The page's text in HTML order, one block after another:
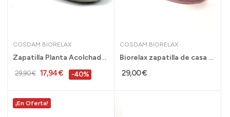
COSDAM BIORELAX
Zapatilla Planta Acolchada de casa Biorelax...
29,90 € 17,94 € -40%
COSDAM BIORELAX
Biorelax zapatilla de casa con acolchado...
29,00 €
¡En Oferta!